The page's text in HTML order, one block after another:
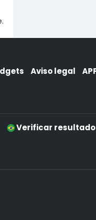
Aviso legal
Verificar resultado